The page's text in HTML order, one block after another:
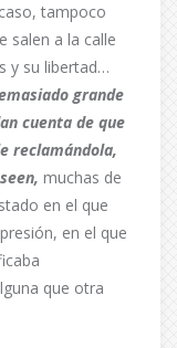
tampoco
salen a la calle
y su libertad…
grande
cuenta de que
reclamándola,
muchas de
en el que
en el que
que otra